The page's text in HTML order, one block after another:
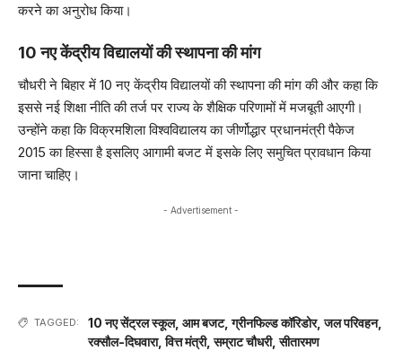
करने का अनुरोध किया।
10 नए केंद्रीय विद्यालयों की स्थापना की मांग
चौधरी ने बिहार में 10 नए केंद्रीय विद्यालयों की स्थापना की मांग की और कहा कि
इससे नई शिक्षा नीति की तर्ज पर राज्य के शैक्षिक परिणामों में मजबूती आएगी।
उन्होंने कहा कि विक्रमशिला विश्वविद्यालय का जीर्णोद्धार प्रधानमंत्री पैकेज
2015 का हिस्सा है इसलिए आगामी बजट में इसके लिए समुचित प्रावधान किया
जाना चाहिए।
- Advertisement -
TAGGED: 10 नए सेंट्रल स्कूल, आम बजट,ग्रीनफिल्ड कॉरिडोर,जल परिवहन,
रक्सौल-दिघवारा,वित्त मंत्री,सम्राट चौधरी,​सीतारमण